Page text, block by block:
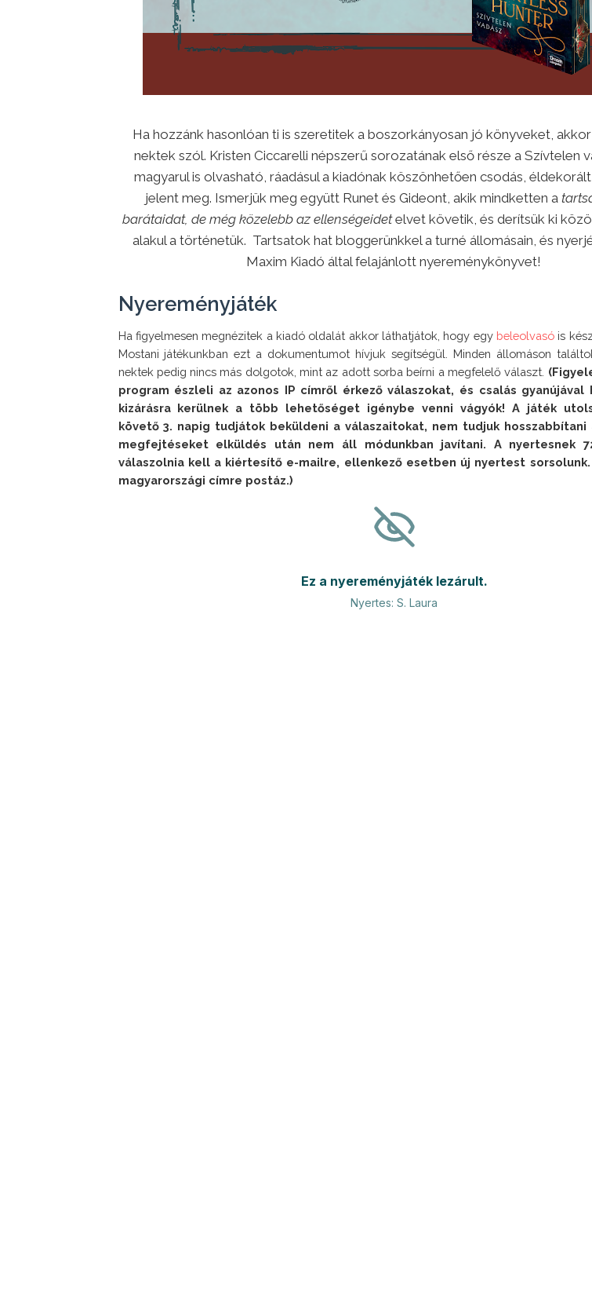
Ha hozzánk hasonlóan ti is szeretitek a boszorkányosan jó könyveket,
nektek szól. Kristen Ciccarelli népszerű sorozatának első része a Szívtelen
magyarul is olvasható, ráadásul a kiadónak köszönhetően csodás,
jelent meg. Ismerjük meg együtt Runet és Gideont, akik mindketten a
barátaidat, de még közelebb az ellenségeidetelvet követik, és derítsük ki
alakul a történetük. Tartsatok hat bloggerünkkel a turné állomásain, és
Maxim Kiadó által felajánlott nyereménykönyvet!
Nyereményjáték
Ha figyelmesen megnézitek a kiadó oldalát akkor láthatjátok, hogy egy beleolvasóis
Mostani játékunkban ezt a dokumentumot hívjuk segítségül. Minden állomáson
nektek pedig nincs más dolgotok, mint az adott sorba beírni a megfelelő választ.
program észleli az azonos IP címről érkező válaszokat, és csalás gyanújával
kizárásra kerülnek a több lehetőséget igénybe venni vágyók! A játék
követő 3. napig tudjátok beküldeni a válaszaitokat, nem tudjuk hosszabbítani
megfejtéseket elküldés után nem áll módunkban javítani. A nyertesnek
válaszolnia kell a kiértesítő e-mailre, ellenkező esetben új nyertest sorsolunk.
magyarországi címre postáz.)